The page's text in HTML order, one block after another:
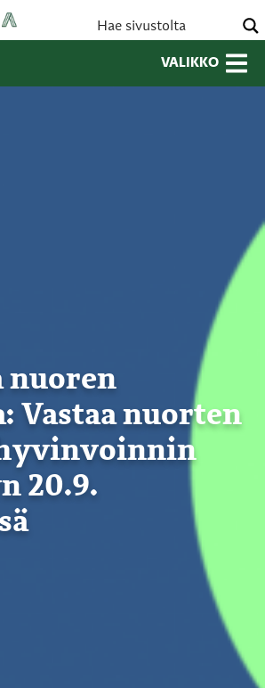
VALIKKO
nuoren
Vastaa nuorten
20.9.